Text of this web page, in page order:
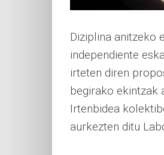
Diziplina anitzeko
independiente
irteten diren
begirako ekintzak
Irtenbidea
aurkezten ditu